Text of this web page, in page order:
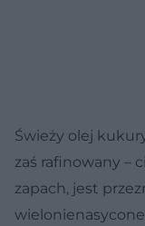
Świeży olej
zaś rafinowany –
zapach, jest